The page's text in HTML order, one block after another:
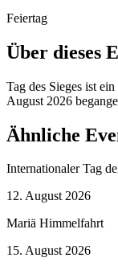
Feiertag
Über dieses
Tag des Sieges ist
August 2026
Ähnliche
Internationaler Tag
12. August 2026
Mariä Himmelfahrt
15. August 2026